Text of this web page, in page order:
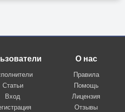
Статьи
Вход
О нас
Правила
Помощь
Лицензия
Отзывы